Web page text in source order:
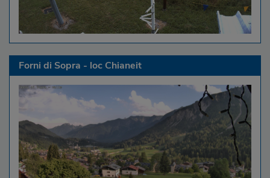
Forni di Sopra - loc Chianeit